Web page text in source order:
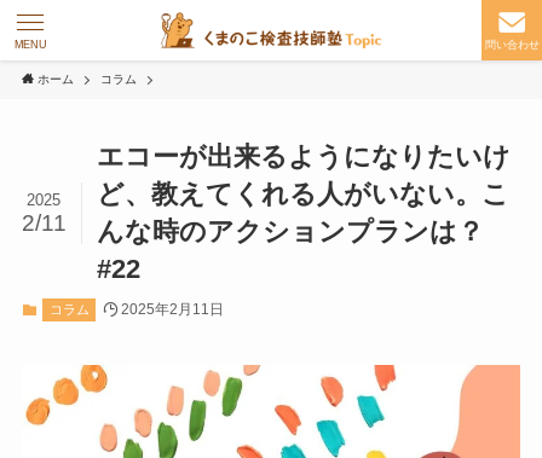
問い合わせ
MENU
ホーム コラム
エコーが出来るようになりたいけ
ど、教えてくれる人がいない。こ
んな時のアクションプランは？
#22
2025
2/11
コラム 2025年2月11日